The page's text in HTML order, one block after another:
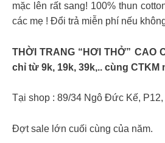
mặc lên rất sang! 100% thun
các mẹ ! Đổi trả miễn phí nếu
THỜI TRANG “HƠI THỞ” CAO
chỉ từ 9k, 19k, 39k,.. cùng CTKM
Tại shop : 89/34 Ngô Đức Kế,
Đợt sale lớn cuối cùng của năm.